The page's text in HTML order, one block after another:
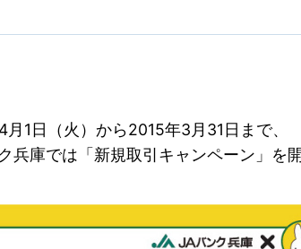
月1日（火）から2015年3月31日まで、
兵庫では「新規取引キャンペーン」を